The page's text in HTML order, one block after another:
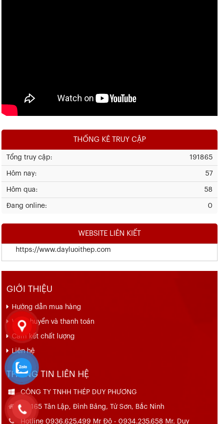
THỐNG KÊ TRUY CẬP
191865
Tổng truy cập:
57
Hôm nay:
58
Hôm qua:
0
Đang online:
WEBSITE LIÊN KIẾT
https://www.dayluoithep.com
GIỚI THIỆU
Hướng dẫn mua hàng
Vận chuyển và thanh toán
Cam kết chất lượng
Liên hệ
THÔNG TIN LIÊN HỆ
CÔNG TY TNHH THÉP DUY PHƯƠNG
Số 165 Tân Lập, Đình Bảng, Từ Sơn, Bắc Ninh
Hotline 0936.625.499 Mr Đô - 0934.235.658 Mr. Duy